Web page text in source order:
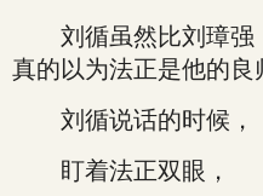
刘循虽然比刘璋强
真的以为法正是他的良
刘循说话的时候，
盯着法正双眼，